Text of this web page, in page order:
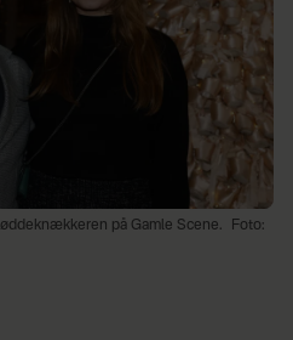
på Gamle Scene.
Foto: